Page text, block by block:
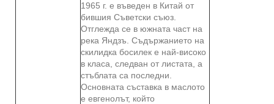
1965 г. е въведен в Китай от
бившия Съветски съюз.
Отглежда се в южната част на
река Яндзъ. Съдържанието на
скилидка босилек е най-високо
в класа, следван от листата, а
стъблата са последни.
Основната съставка в маслото
е евгенолът, който